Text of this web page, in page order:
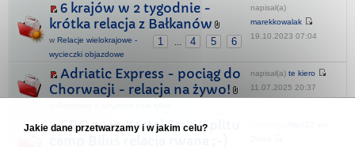
6 krajów w 2 tygodnie -
krótka relacja z Bałkanów
1 ... 4 5 6
w Relacje wielokrajowe -
wycieczki objazdowe
napisał(a)
marekkowalak
19.10.2023 07:04
Adriatic Express - pociąg do
Chorwacji - relacja na żywo!
napisał(a) te kiero
11.07.2025 20:37
CRO 2010 Kastel Stari/Splitu
Jakie dane przetwarzamy i w jakim celu?